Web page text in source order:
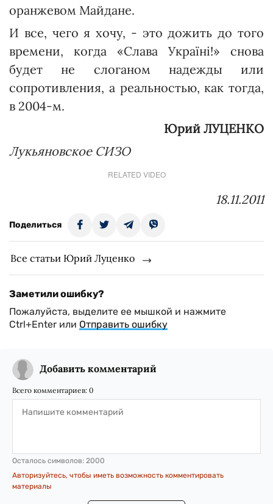
оранжевом Майдане.
И все, чего я хочу, - это дожить до того
времени, когда «Слава Україні!» снова
будет не слоганом надежды или
сопротивления, а реальностью, как тогда,
в 2004-м.
Юрий ЛУЦЕНКО
Лукьяновское СИЗО
RELATED VIDEO
18.11.2011
Поделиться
Все статьи Юрий Луценко
Заметили ошибку?
Пожалуйста, выделите ее мышкой и нажмите
Ctrl+Enter или Отправить ошибку
Добавить комментарий
Всего комментариев: 0
Осталось символов: 2000
Авторизуйтесь, чтобы иметь возможность комментировать
материалы